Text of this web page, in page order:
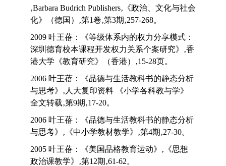
‚Barbara Budrich Publishers‚《政治、文化与社会
化》（德国）‚第1卷‚第3期‚257-268。
2009 叶王蓓：《等级体系内的权力分享模式：
深圳德育校本课程开发权力关系个案研究》‚香
港大学《教育研究》（香港）‚15-28页。
2006 叶王蓓：《品德与生活教科书的静态分析
与思考》‚人大复印资料 《小学各科教与学》
全文转载‚第9期‚17-20。
2006 叶王蓓：《品德与生活教科书的静态分析
与思考》‚《中小学教材教学》‚第4期‚27-30。
2005 叶王蓓：《美国品格教育运动》‚《思想
政治课教学》‚第12期‚61-62。